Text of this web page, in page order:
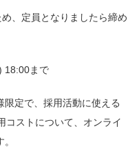
、定員となりましたら締め
18:00まで
限定で、採用活動に使える
コストについて、オンライ